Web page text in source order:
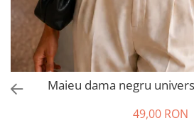
Maieu dama negru
49,00 RON